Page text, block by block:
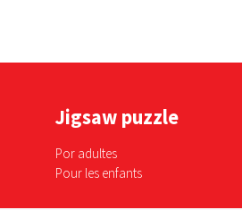
Jigsaw puzzle
Por adultes
Pour les enfants